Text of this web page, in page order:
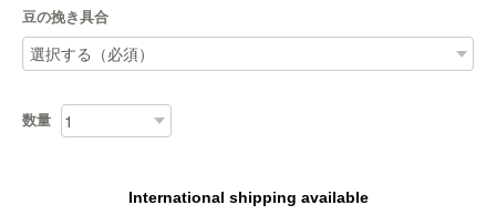
豆の挽き具合
数量
International shipping available